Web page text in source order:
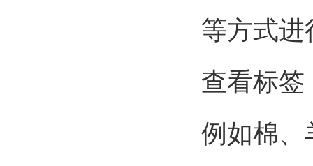
等方式进
查看标签
例如棉、